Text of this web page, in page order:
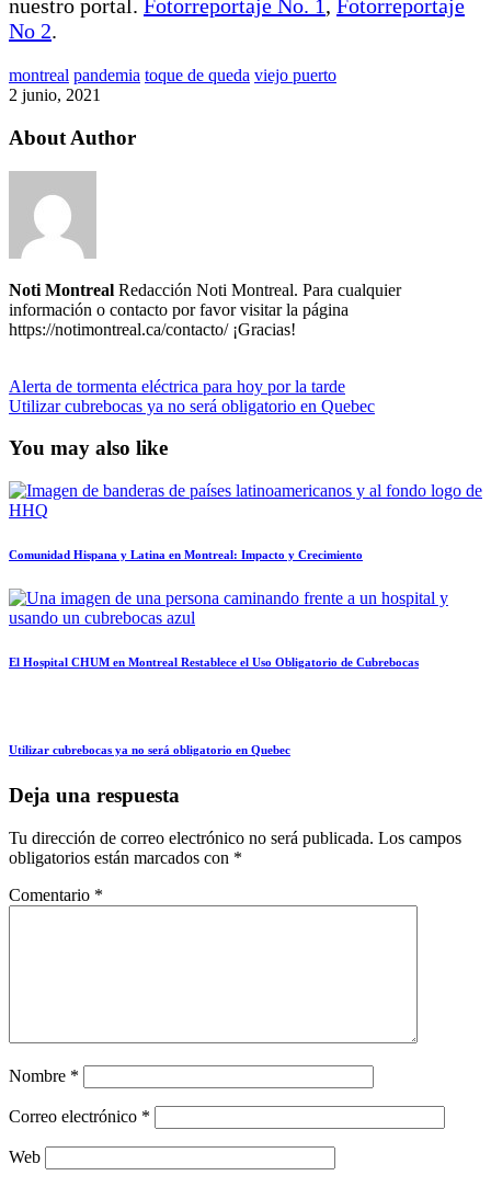
nuestro portal. Fotorreportaje No. 1 , Fotorreportaje
No 2.
montreal pandemia toque de queda viejo puerto
2 junio, 2021
About Author
Noti Montreal Redacción Noti Montreal. Para cualquier
información o contacto por favor visitar la página
https://notimontreal.ca/contacto/ ¡Gracias!
Alerta de tormenta eléctrica para hoy por la tarde
Utilizar cubrebocas ya no será obligatorio en Quebec
You may also like
Comunidad Hispana y Latina en Montreal: Impacto y Crecimiento
El Hospital CHUM en Montreal Restablece el Uso Obligatorio de Cubrebocas
Utilizar cubrebocas ya no será obligatorio en Quebec
Deja una respuesta
Tu dirección de correo electrónico no será publicada. Los campos
obligatorios están marcados con *
Comentario *
Nombre *
Correo electrónico *
Web